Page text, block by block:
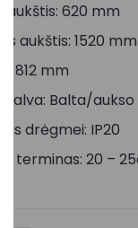
aukštis: 620 mm
aukštis: 1520 mm
812 mm
Balta/aukso
drėgmei: IP20
terminas: 20 –